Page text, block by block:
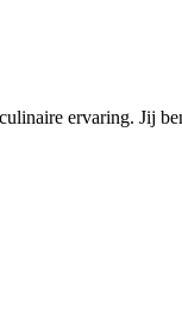
ervaring. Jij